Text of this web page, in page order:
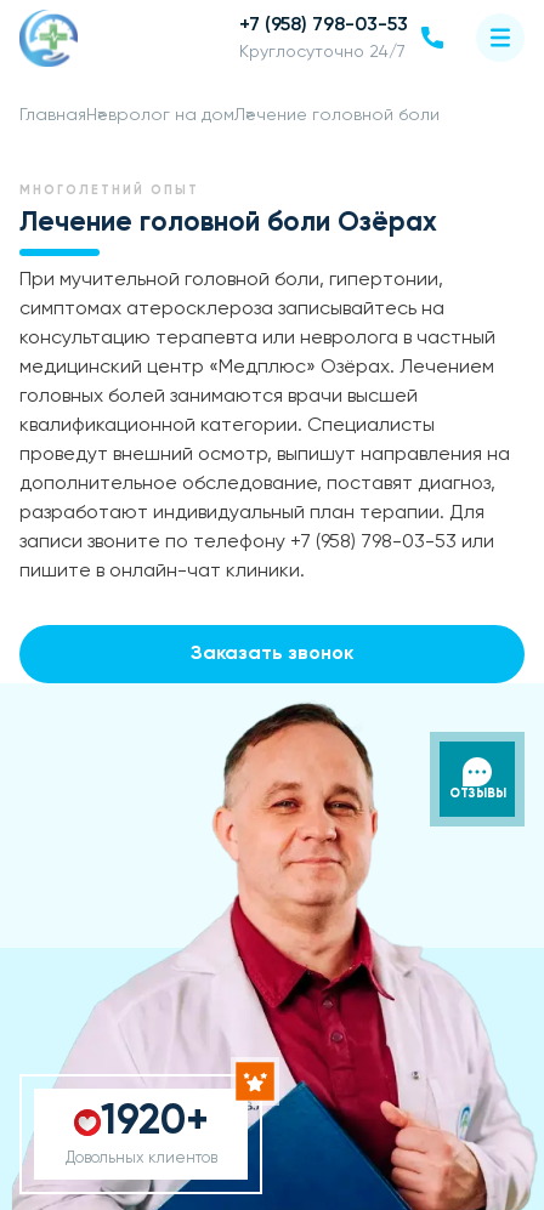
+7 (958) 798-03-53
Круглосуточно 24/7
Главная Невролог на домЛечение головной боли
МНОГОЛЕТНИЙ ОПЫТ
Лечение головной боли Озёрах
При мучительной головной боли, гипертонии,
симптомах атеросклероза записывайтесь на
консультацию терапевта или невролога в частный
медицинский центр «Медплюс» Озёрах. Лечением
головных болей занимаются врачи высшей
квалификационной категории. Специалисты
проведут внешний осмотр, выпишут направления на
дополнительное обследование, поставят диагноз,
разработают индивидуальный план терапии. Для
записи звоните по телефону +7 (958) 798-03-53 или
пишите в онлайн-чат клиники.
Заказать звонок
1920+
Довольных клиентов
ОТЗЫВЫ